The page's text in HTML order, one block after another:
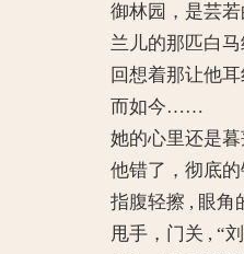
御林园，是芸若
兰儿的那匹白马
回想着那让他耳红
而如今……
她的心里还是暮
他错了，彻底的
指腹轻擦 , 眼角的
甩手，门关 , “刘